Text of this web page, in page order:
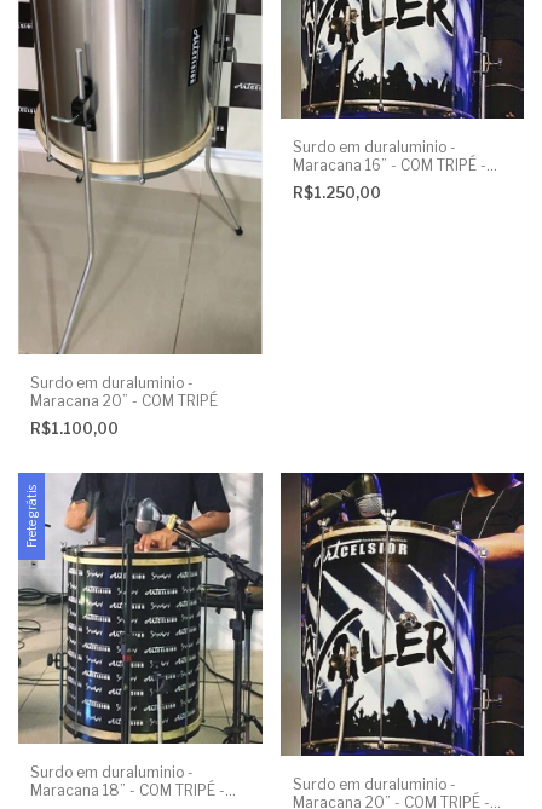
Surdo em duraluminio -
Maracana 20” - COM TRIPÉ
R$1.100,00
Surdo em duraluminio -
Maracana 16” - COM TRIPÉ -
PERSONALIZADO
R$1.250,00
Frete grátis
Surdo em duraluminio -
Maracana 18” - COM TRIPÉ -
Surdo em duraluminio -
Maracana 20” - COM TRIPÉ -